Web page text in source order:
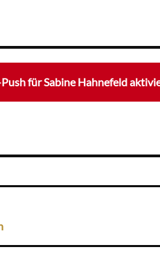
für Sabine Hahnefeld